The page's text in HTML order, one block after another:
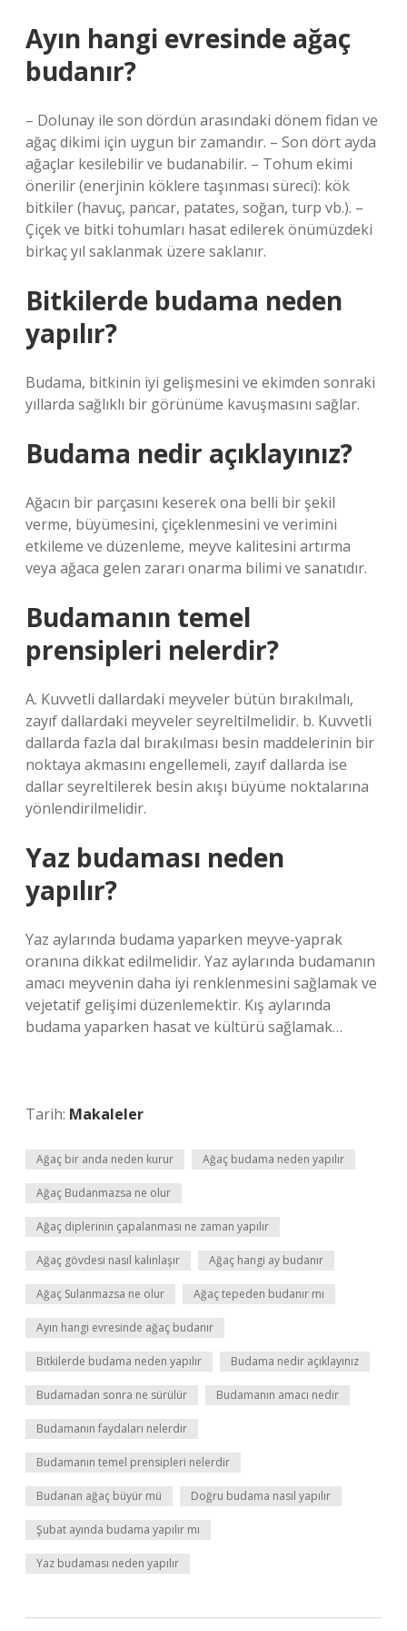
Ayın hangi evresinde ağaç
budanır?
– Dolunay ile son dördün arasındaki dönem fidan ve
ağaç dikimi için uygun bir zamandır. – Son dört ayda
ağaçlar kesilebilir ve budanabilir. – Tohum ekimi
önerilir (enerjinin köklere taşınması süreci): kök
bitkiler (havuç, pancar, patates, soğan, turp vb.). –
Çiçek ve bitki tohumları hasat edilerek önümüzdeki
birkaç yıl saklanmak üzere saklanır.
Bitkilerde budama neden
yapılır?
Budama, bitkinin iyi gelişmesini ve ekimden sonraki
yıllarda sağlıklı bir görünüme kavuşmasını sağlar.
Budama nedir açıklayınız?
Ağacın bir parçasını keserek ona belli bir şekil
verme, büyümesini, çiçeklenmesini ve verimini
etkileme ve düzenleme, meyve kalitesini artırma
veya ağaca gelen zararı onarma bilimi ve sanatıdır.
Budamanın temel
prensipleri nelerdir?
A. Kuvvetli dallardaki meyveler bütün bırakılmalı,
zayıf dallardaki meyveler seyreltilmelidir. b. Kuvvetli
dallarda fazla dal bırakılması besin maddelerinin bir
noktaya akmasını engellemeli, zayıf dallarda ise
dallar seyreltilerek besin akışı büyüme noktalarına
yönlendirilmelidir.
Yaz budaması neden
yapılır?
Yaz aylarında budama yaparken meyve-yaprak
oranına dikkat edilmelidir. Yaz aylarında budamanın
amacı meyvenin daha iyi renklenmesini sağlamak ve
vejetatif gelişimi düzenlemektir. Kış aylarında
budama yaparken hasat ve kültürü sağlamak…
Tarih: Makaleler
Ağaç bir anda neden kurur Ağaç budama neden yapılır
Ağaç Budanmazsa ne olur
Ağaç diplerinin çapalanması ne zaman yapılır
Ağaç gövdesi nasıl kalınlaşır Ağaç hangi ay budanır
Ağaç Sulanmazsa ne olur Ağaç tepeden budanır mı
Ayın hangi evresinde ağaç budanır
Bitkilerde budama neden yapılır Budama nedir açıklayınız
Budamadan sonra ne sürülür Budamanın amacı nedir
Budamanın faydaları nelerdir
Budamanın temel prensipleri nelerdir
Budanan ağaç büyür mü Doğru budama nasıl yapılır
Şubat ayında budama yapılır mı
Yaz budaması neden yapılır